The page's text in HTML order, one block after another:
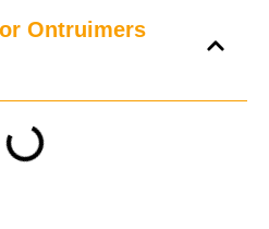
Ontruimers